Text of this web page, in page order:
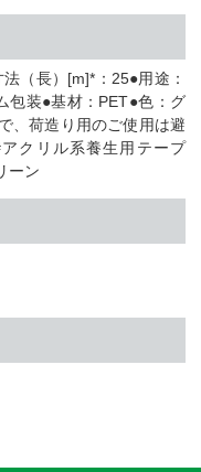
（長）[m]*：25●用途：
包装●基材：PET●色：グ
、荷造り用のご使用は避
クリル系養生用テープ
ーン